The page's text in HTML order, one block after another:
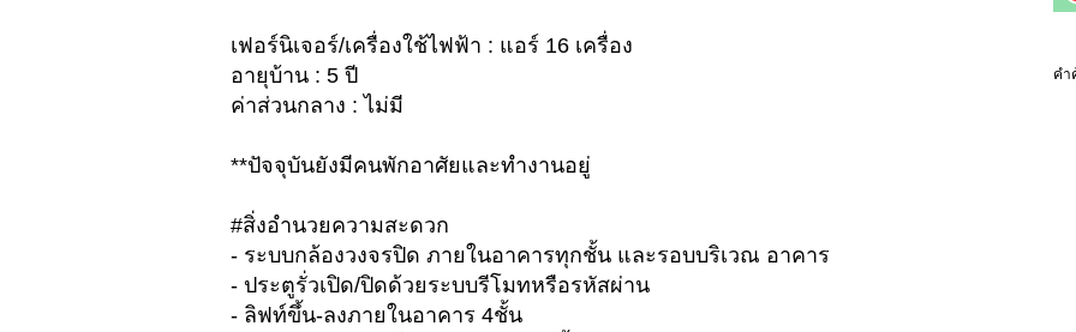
เฟอร์นิเจอร์/เครื่องใช้ไฟฟ้า : แอร์ 16 เครื่อง
อายุบ้าน : 5 ปี
ค่าส่วนกลาง : ไม่มี
**ปัจจุบันยังมีคนพักอาศัยและทำงานอยู่
#สิ่งอำนวยความสะดวก
- ระบบกล้องวงจรปิด ภายในอาคารทุกชั้น และรอบบริเวณ อาคาร
- ประตูรั่วเปิด/ปิดด้วยระบบรีโมทหรือรหัสผ่าน
- ลิฟท์ขึ้น-ลงภายในอาคาร 4ชั้น
คำ